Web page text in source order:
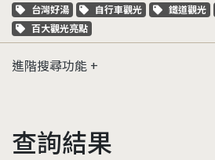
關鍵字標籤
台灣好湯 關鍵字標籤
自行車觀光 關鍵字標籤
鐵道觀光
關鍵字標籤
百大觀光亮點
進階搜尋功能
查詢結果